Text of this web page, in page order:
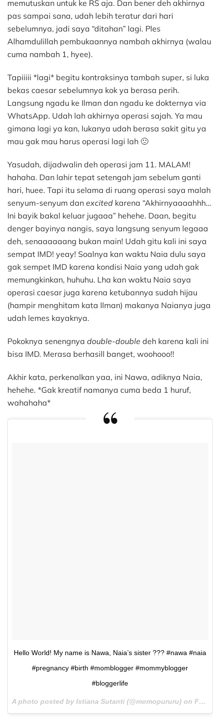
memutuskan untuk ke RS aja. Dan bener deh akhirnya
pas sampai sana, udah lebih teratur dari hari
sebelumnya, jadi saya “ditahan” lagi. Ples
Alhamdulillah pembukaannya nambah akhirnya (walau
cuma nambah 1, hyee).
Tapiiiii *lagi* begitu kontraksinya tambah super, si luka
bekas caesar sebelumnya kok ya berasa perih.
Langsung ngadu ke Ilman dan ngadu ke dokternya via
WhatsApp. Udah lah akhirnya operasi sajah. Ya mau
gimana lagi ya kan, lukanya udah berasa sakit gitu ya
mau gak mau harus operasi lagi lah 🙁
Yasudah, dijadwalin deh operasi jam 11. MALAM!
hahaha. Dan lahir tepat setengah jam sebelum ganti
hari, huee. Tapi itu selama di ruang operasi saya malah
senyum-senyum dan excited karena “Akhirnyaaaahhh…
Ini bayik bakal keluar jugaaa” hehehe. Daan, begitu
denger bayinya nangis, saya langsung senyum legaaa
deh, senaaaaaang bukan main! Udah gitu kali ini saya
sempat IMD! yeay! Soalnya kan waktu Naia dulu saya
gak sempet IMD karena kondisi Naia yang udah gak
memungkinkan, huhuhu. Lha kan waktu Naia saya
operasi caesar juga karena ketubannya sudah hijau
(hampir menghitam kata Ilman) makanya Naianya juga
udah lemes kayaknya.
Pokoknya senengnya double-double deh karena kali ini
bisa IMD. Merasa berhasill banget, woohooo!!
Akhir kata, perkenalkan yaa, ini Nawa, adiknya Naia,
hehehe. *Gak kreatif namanya cuma beda 1 huruf,
wahahaha*
Hello World! My name is Nawa, Naia’s sister ??? #nawa #naia
#pregnancy #birth #momblogger #mommyblogger
#bloggerlife
A photo posted by Istiana Sutanti (@momopururu) on Feb 18, 2016 at 5:47pm PST